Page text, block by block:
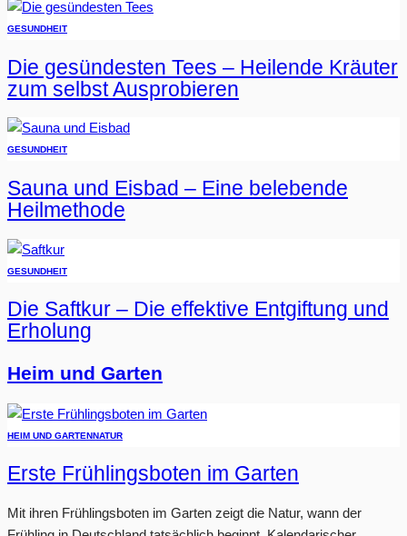
GESUNDHEIT
Die gesündesten Tees – Heilende Kräuter
zum selbst Ausprobieren
GESUNDHEIT
Sauna und Eisbad – Eine belebende
Heilmethode
GESUNDHEIT
Die Saftkur – Die effektive Entgiftung und
Erholung
Heim und Garten
HEIM UND GARTENNATUR
Erste Frühlingsboten im Garten
Mit ihren Frühlingsboten im Garten zeigt die Natur, wann der